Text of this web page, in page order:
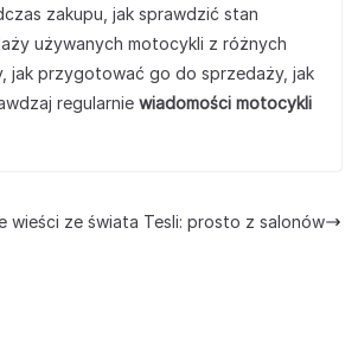
zakupu, jak sprawdzić stan
używanych motocykli z różnych
jak przygotować go do sprzedaży, jak
regularnie wiadomości motocykli
wieści ze świata Tesli: prosto z salonów